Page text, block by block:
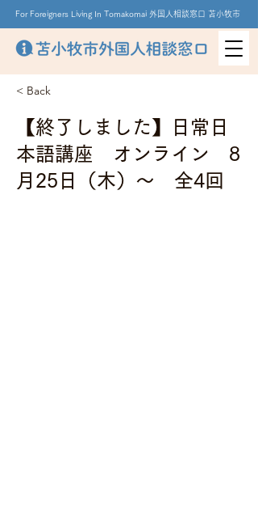
For Foreigners Living In Tomakomai 外国人相談窓口 苫小牧市
< Back
【終了しました】日常日
本語講座 オンライン 8
月25日（木）～ 全4回